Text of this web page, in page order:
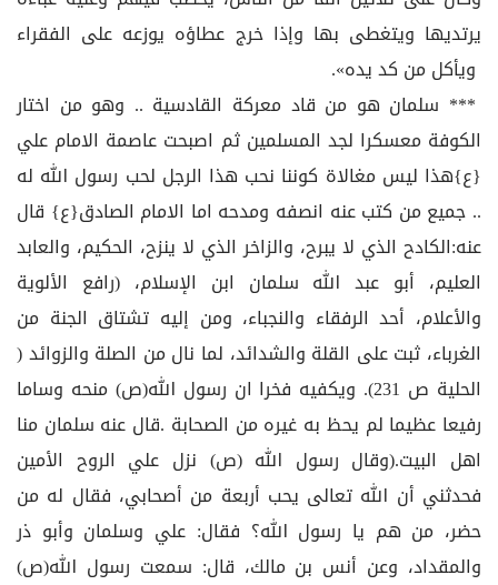
يرتديها ويتغطى بها وإذا خرج عطاؤه يوزعه على الفقراء
ويأكل من كد يده».
*** سلمان هو من قاد معركة القادسية .. وهو من اختار
الكوفة معسكرا لجد المسلمين ثم اصبحت عاصمة الامام علي
{ع}هذا ليس مغالاة كوننا نحب هذا الرجل لحب رسول الله له
.. جميع من كتب عنه انصفه ومدحه اما الامام الصادق{ع} قال
عنه:الكادح الذي لا يبرح، والزاخر الذي لا ينزح، الحكيم، والعابد
العليم، أبو عبد الله سلمان ابن الإسلام، (رافع الألوية
والأعلام، أحد الرفقاء والنجباء، ومن إليه تشتاق الجنة من
الغرباء، ثبت على القلة والشدائد، لما نال من الصلة والزوائد (
الحلية ص 231). ويكفيه فخرا ان رسول الله(ص) منحه وساما
رفيعا عظيما لم يحظ به غيره من الصحابة .قال عنه سلمان منا
اهل البيت.(وقال رسول الله (ص) نزل علي الروح الأمين
فحدثني أن الله تعالى يحب أربعة من أصحابي، فقال له من
حضر، من هم يا رسول الله؟ فقال: علي وسلمان وأبو ذر
والمقداد، وعن أنس بن مالك، قال: سمعت رسول الله(ص)